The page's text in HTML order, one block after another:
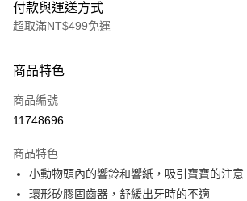
付款與運送方式
超取滿NT$499免運
信用卡一次付款
LINE Pay
大哥付你分期
相關說明
商品特色
商品編號
11748696
商品特色
小動物頭內的響鈴和響紙，吸引寶寶的注意
環形矽膠固齒器，舒緩出牙時的不適